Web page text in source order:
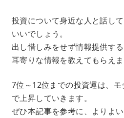
投資について身近な人と話し
いいでしょう。
出し惜しみをせず情報提供す
耳寄りな情報を教えてもらえま
7位～12位までの投資運は、
で上昇していきます。
ぜひ本記事を参考に、よりよ